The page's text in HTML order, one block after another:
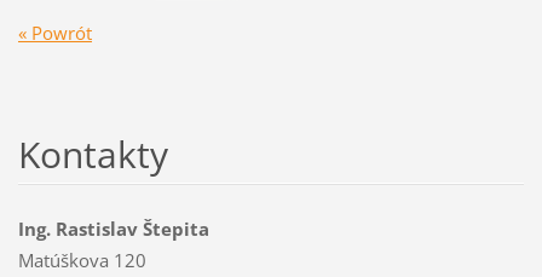
« Powrót
Kontakty
Ing. Rastislav Štepita
Matúškova 120